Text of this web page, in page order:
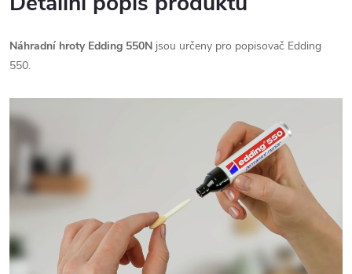
Náhradní hroty Edding 550N jsou určeny pro popisovač Edding
550.